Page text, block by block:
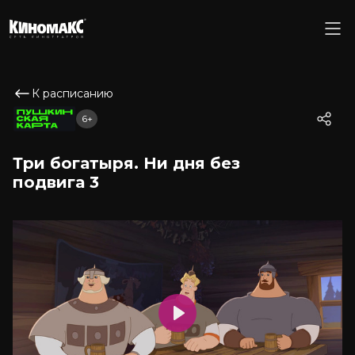
К расписанию
Три богатыря. Ни дня без
подвига 3
6+
Play